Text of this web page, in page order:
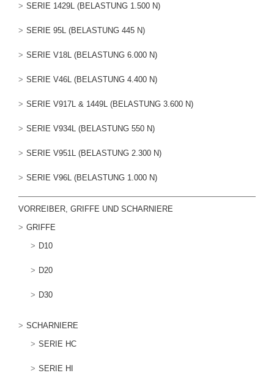
SERIE 1429L (BELASTUNG 1.500 N)
SERIE 95L (BELASTUNG 445 N)
SERIE V18L (BELASTUNG 6.000 N)
SERIE V46L (BELASTUNG 4.400 N)
SERIE V917L & 1449L (BELASTUNG 3.600 N)
SERIE V934L (BELASTUNG 550 N)
SERIE V951L (BELASTUNG 2.300 N)
SERIE V96L (BELASTUNG 1.000 N)
VORREIBER, GRIFFE UND SCHARNIERE
GRIFFE
D10
D20
D30
SCHARNIERE
SERIE HC
SERIE HI